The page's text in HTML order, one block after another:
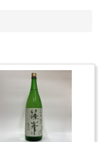
ぎん）
滋賀